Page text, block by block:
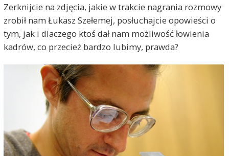
Zerknijcie na zdjęcia, jakie w trakcie nagrania rozmowy
zrobił nam Łukasz Szełemej, posłuchajcie opowieści o
tym, jak i dlaczego ktoś dał nam możliwość łowienia
kadrów, co przecież bardzo lubimy, prawda?